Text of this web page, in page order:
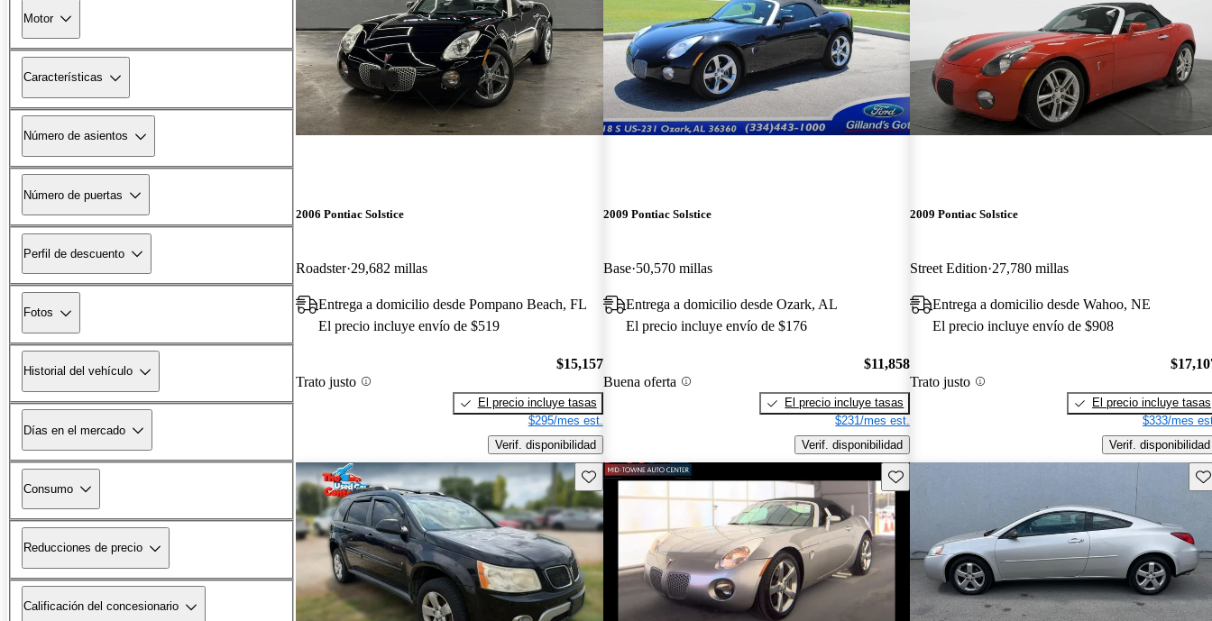
Motor
Características
Número de asientos
Número de puertas
Perfil de descuento
Fotos
Historial del vehículo
Días en el mercado
Consumo
Reducciones de precio
Calificación del concesionario
2006 Pontiac Solstice
Roadster 29,682 millas
Entrega a domicilio desde Pompano Beach, FL
El precio incluye envío de $519
Trato justo
$15,157
El precio incluye tasas
$295/mes est.
Verif. disponibilidad
2009 Pontiac Solstice
Base 50,570 millas
Entrega a domicilio desde Ozark, AL
El precio incluye envío de $176
Buena oferta
$11,858
El precio incluye tasas
$231/mes est.
Verif. disponibilidad
2009 Pontiac Solstice
Street Edition 27,780 millas
Entrega a domicilio desde Wahoo, NE
El precio incluye envío de $908
Trato justo
El precio incluye tasas
$333/mes
Verif. disponibilidad
Guarda este Aviso Guarda este Aviso